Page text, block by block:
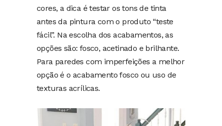
cores, a dica é testar os tons de tinta
antes da pintura com o produto “teste
fácil”. Na escolha dos acabamentos, as
opções são: fosco, acetinado e brilhante.
Para paredes com imperfeições a melhor
opção é o acabamento fosco ou uso de
texturas acrílicas.